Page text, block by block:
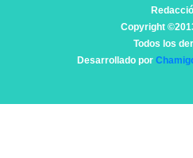
Copyright
Todos los
Desarrollado por